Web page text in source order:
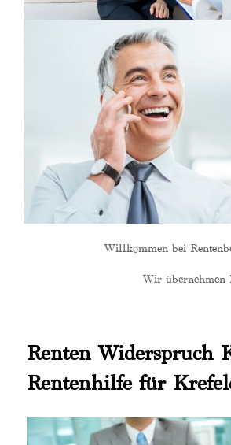
Willkommen bei
Wir übernehmen
Renten Widerspruch
Rentenhilfe für